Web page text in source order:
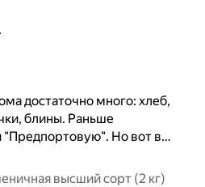
достаточно много: хлеб,
блины. Раньше
"Предпортовую". Но вот в…
высший сорт (2 кг)